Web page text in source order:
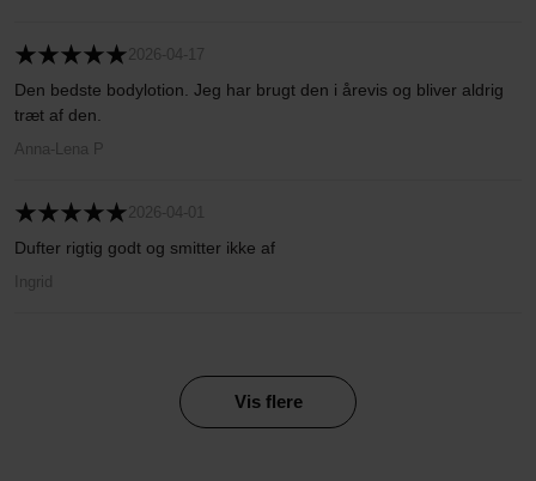
2026-04-17
Den bedste bodylotion. Jeg har brugt den i årevis og bliver aldrig
træt af den.
Anna-Lena P
2026-04-01
Dufter rigtig godt og smitter ikke af
Ingrid
Vis flere